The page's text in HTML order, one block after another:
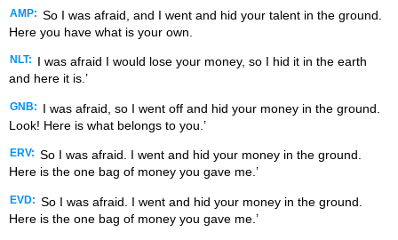
AMP: So I was afraid, and I went and hid your talent in the ground.
Here you have what is your own.
NLT:
I was afraid I would lose your money, so I hid it in the earth
and here it is.’
GNB:
I was afraid, so I went off and hid your money in the ground.
Look! Here is what belongs to you.’
ERV: So I was afraid. I went and hid your money in the ground.
Here is the one bag of money you gave me.’
EVD: So I was afraid. I went and hid your money in the ground.
Here is the one bag of money you gave me.’